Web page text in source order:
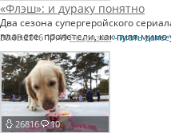
«Флэш»: и дураку понятно
Два сезона супергеройского
планете пролетели, как пуля
30.03.2016 17:49Рецензии читать далее
26816 10